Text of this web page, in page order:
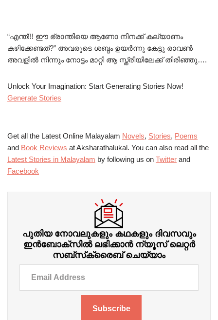
“എന്ത്!!! ഈ ഭ്രാന്തിയെ ആണോ നിനക്ക് കല്യാണം
കഴിക്കേണ്ടത്?” അവരുടെ ശബ്ദം ഉയർന്നു കേട്ടു രാവൺ
അവളിൽ നിന്നും നോട്ടം മാറ്റി ആ സ്ത്രീയിലേക്ക് തിരിഞ്ഞു….
Unlock Your Imagination: Start Generating Stories Now!
Generate Stories
Get all the Latest Online Malayalam Novels, Stories, Poems
and Book Reviews at Aksharathalukal. You can also read all the
Latest Stories in Malayalam by following us on Twitter and
Facebook
പുതിയ നോവലുകളും കഥകളും ദിവസവും
ഇന്‍ബോക്‌സില്‍ ലഭിക്കാന്‍ ന്യൂസ് ലെറ്റർ
സബ്‌സ്‌ക്രൈബ് ചെയ്യാം
Subscribe